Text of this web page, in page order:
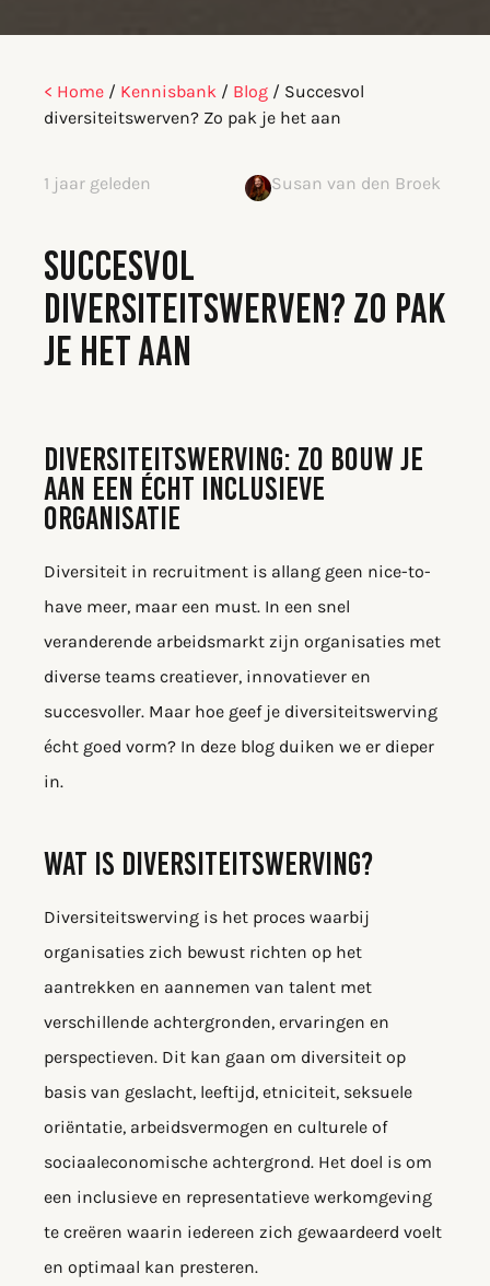
< Home / Kennisbank / Blog / Succesvol
diversiteitswerven? Zo pak je het aan
1 jaar geleden Susan van den Broek
SUCCESVOL
DIVERSITEITSWERVEN? ZO PAK
JE HET AAN
DIVERSITEITSWERVING: ZO BOUW JE
AAN EEN ÉCHT INCLUSIEVE
ORGANISATIE
Diversiteit in recruitment is allang geen nice-to-
have meer, maar een must. In een snel
veranderende arbeidsmarkt zijn organisaties met
diverse teams creatiever, innovatiever en
succesvoller. Maar hoe geef je diversiteitswerving
écht goed vorm? In deze blog duiken we er dieper
in.
WAT IS DIVERSITEITSWERVING?
Diversiteitswerving is het proces waarbij
organisaties zich bewust richten op het
aantrekken en aannemen van talent met
verschillende achtergronden, ervaringen en
perspectieven. Dit kan gaan om diversiteit op
basis van geslacht, leeftijd, etniciteit, seksuele
oriëntatie, arbeidsvermogen en culturele of
sociaaleconomische achtergrond. Het doel is om
een inclusieve en representatieve werkomgeving
te creëren waarin iedereen zich gewaardeerd voelt
en optimaal kan presteren.